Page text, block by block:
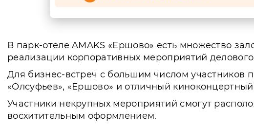
В парк-отеле AMAKS «Ершово» есть множество
реализации корпоративных мероприятий делового
Для бизнес-встреч с большим числом участников
«Олсуфьев», «Ершово» и отличный киноконцертный
Участники некрупных мероприятий смогут
восхитительным оформлением.